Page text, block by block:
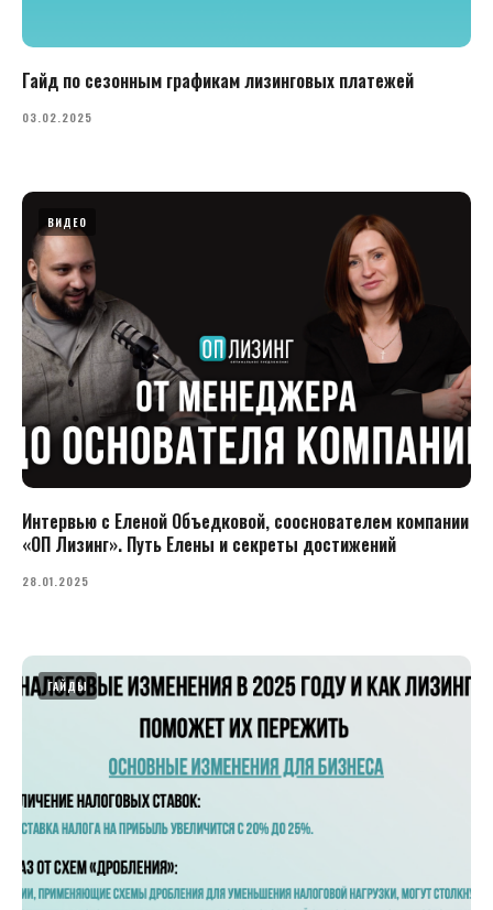
Гайд по сезонным графикам лизинговых платежей
03.02.2025
ВИДЕО
Интервью с Еленой Объедковой, сооснователем компании
«ОП Лизинг». Путь Елены и секреты достижений
28.01.2025
ГАЙДЫ